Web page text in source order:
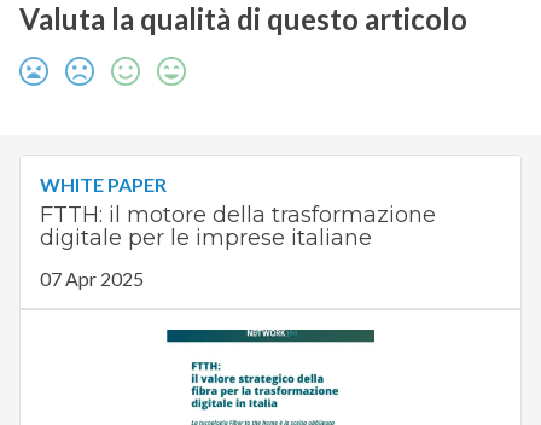
Valuta la qualità di questo articolo
WHITE PAPER
FTTH: il motore della trasformazione
digitale per le imprese italiane
07 Apr 2025